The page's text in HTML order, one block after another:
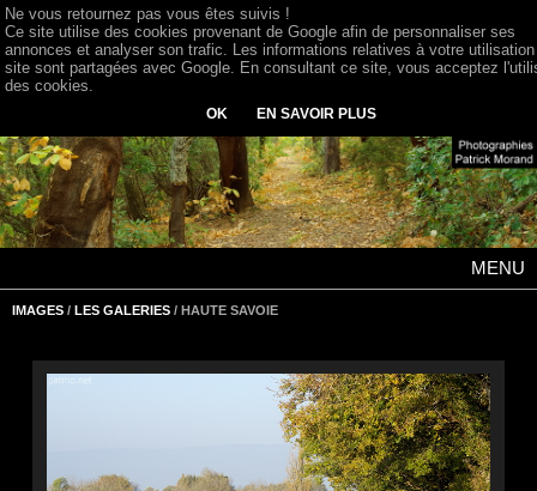
MENU
IMAGES / LES GALERIES / HAUTE SAVOIE
Ne vous retournez pas vous êtes suivis !
Ce site utilise des cookies provenant de Google afin de personnaliser ses
annonces et analyser son trafic. Les informations relatives à votre
site sont partagées avec Google. En consultant ce site, vous acceptez
des cookies.
OK EN SAVOIR PLUS